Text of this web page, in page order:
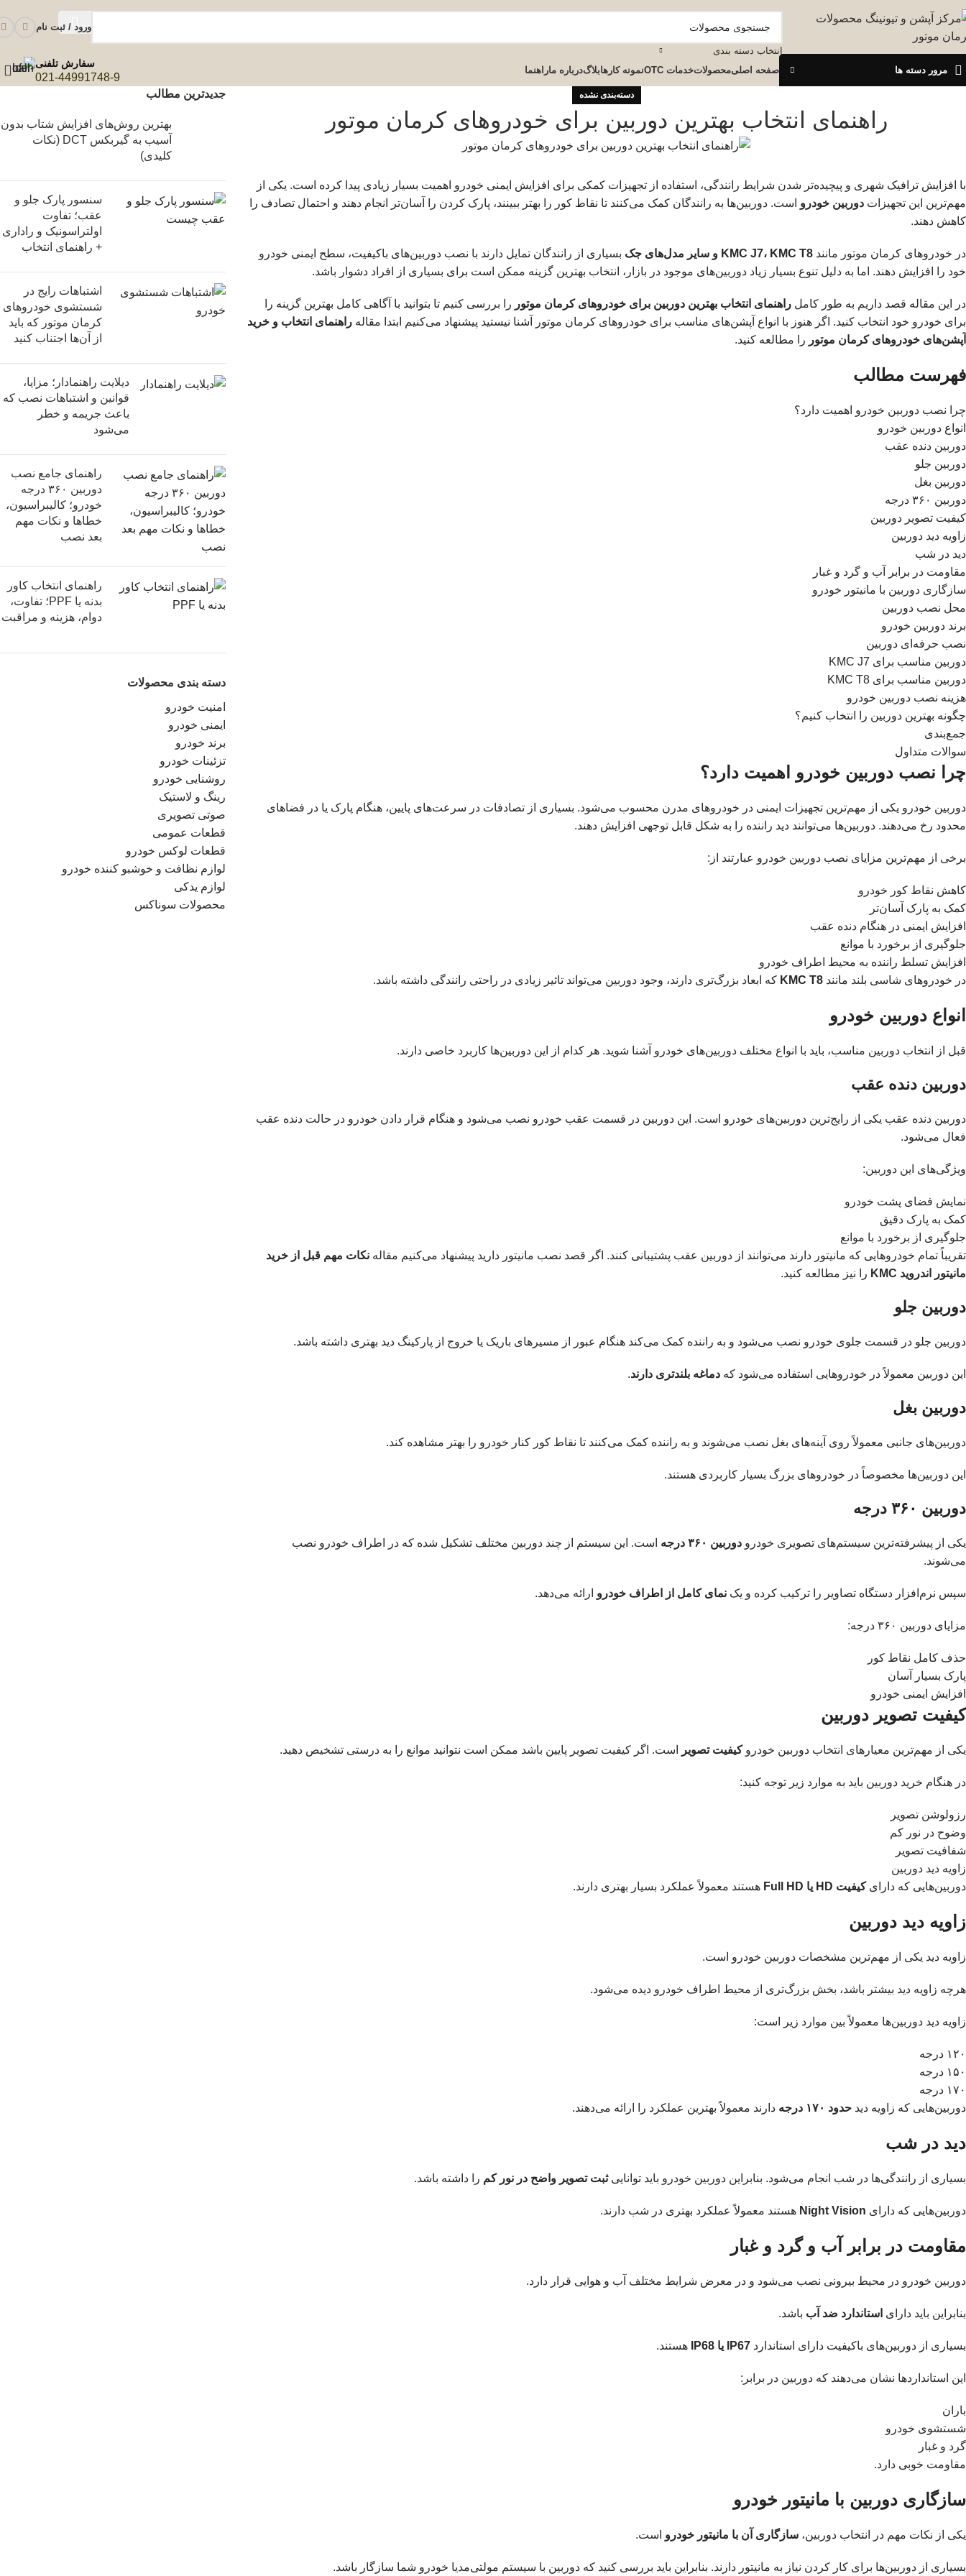
انتخاب دسته بندی
ورود / ثبت نام
مرور دسته ها صفحه اصلیمحصولاتخدمات OTC نمونه کارهابلاگدرباره ماراهنما
سفارش تلفنی
021-44991748-9
دسته‌بندی نشده
راهنمای انتخاب بهترین دوربین برای خودروهای کرمان موتور
با افزایش ترافیک شهری و پیچیده‌تر شدن شرایط رانندگی، استفاده از تجهیزات کمکی برای افزایش ایمنی خودرو اهمیت بسیار زیادی پیدا کرده است. یکی از
مهم‌ترین این تجهیزات دوربین خودرو است. دوربین‌ها به رانندگان کمک می‌کنند تا نقاط کور را بهتر ببینند، پارک کردن را آسان‌تر انجام دهند و احتمال تصادف را
کاهش دهند.
در خودروهای کرمان موتور مانند KMC J7، KMC T8 و سایر مدل‌های جک
بسیاری از رانندگان تمایل دارند با نصب دوربین‌های باکیفیت، سطح ایمنی خودرو
خود را افزایش دهند. اما به دلیل تنوع بسیار زیاد دوربین‌های موجود در بازار، انتخاب بهترین گزینه ممکن است برای بسیاری از افراد دشوار باشد.
در این مقاله قصد داریم به طور کامل راهنمای انتخاب بهترین دوربین برای خودروهای کرمان موتور را بررسی کنیم تا بتوانید با آگاهی کامل بهترین گزینه را
برای خودرو خود انتخاب کنید. اگر هنوز با انواع آپشن‌های مناسب برای خودروهای کرمان موتور آشنا نیستید پیشنهاد می‌کنیم ابتدا مقاله راهنمای انتخاب و خرید
آپشن‌های خودروهای کرمان موتور را مطالعه کنید.
فهرست مطالب
چرا نصب دوربین خودرو اهمیت دارد؟
انواع دوربین خودرو
دوربین دنده عقب
دوربین جلو
دوربین بغل
دوربین ۳۶۰ درجه
کیفیت تصویر دوربین
زاویه دید دوربین
دید در شب
مقاومت در برابر آب و گرد و غبار
سازگاری دوربین با مانیتور خودرو
محل نصب دوربین
برند دوربین خودرو
نصب حرفه‌ای دوربین
دوربین مناسب برای KMC J7
دوربین مناسب برای KMC T8
هزینه نصب دوربین خودرو
چگونه بهترین دوربین را انتخاب کنیم؟
جمع‌بندی
سوالات متداول
چرا نصب دوربین خودرو اهمیت دارد؟
دوربین خودرو یکی از مهم‌ترین تجهیزات ایمنی در خودروهای مدرن محسوب می‌شود. بسیاری از تصادفات در سرعت‌های پایین، هنگام پارک یا در فضاهای
محدود رخ می‌دهند. دوربین‌ها می‌توانند دید راننده را به شکل قابل توجهی افزایش دهند.
برخی از مهم‌ترین مزایای نصب دوربین خودرو عبارتند از:
کاهش نقاط کور خودرو
کمک به پارک آسان‌تر
افزایش ایمنی در هنگام دنده عقب
جلوگیری از برخورد با موانع
افزایش تسلط راننده به محیط اطراف خودرو
در خودروهای شاسی بلند مانند KMC T8 که ابعاد بزرگ‌تری دارند، وجود دوربین می‌تواند تاثیر زیادی در راحتی رانندگی داشته باشد.
انواع دوربین خودرو
قبل از انتخاب دوربین مناسب، باید با انواع مختلف دوربین‌های خودرو آشنا شوید. هر کدام از این دوربین‌ها کاربرد خاصی دارند.
دوربین دنده عقب
دوربین دنده عقب یکی از رایج‌ترین دوربین‌های خودرو است. این دوربین در قسمت عقب خودرو نصب می‌شود و هنگام قرار دادن خودرو در حالت دنده عقب
فعال می‌شود.
ویژگی‌های این دوربین:
نمایش فضای پشت خودرو
کمک به پارک دقیق
جلوگیری از برخورد با موانع
تقریباً تمام خودروهایی که مانیتور دارند می‌توانند از دوربین عقب پشتیبانی کنند. اگر قصد نصب مانیتور دارید پیشنهاد می‌کنیم مقاله نکات مهم قبل از خرید
مانیتور اندروید KMC
را نیز مطالعه کنید.
دوربین جلو
دوربین جلو در قسمت جلوی خودرو نصب می‌شود و به راننده کمک می‌کند هنگام عبور از مسیرهای باریک یا خروج از پارکینگ دید بهتری داشته باشد.
این دوربین معمولاً در خودروهایی استفاده می‌شود که دماغه بلندتری دارند.
دوربین بغل
دوربین‌های جانبی معمولاً روی آینه‌های بغل نصب می‌شوند و به راننده کمک می‌کنند تا نقاط کور کنار خودرو را بهتر مشاهده کند.
این دوربین‌ها مخصوصاً در خودروهای بزرگ بسیار کاربردی هستند.
دوربین ۳۶۰ درجه
یکی از پیشرفته‌ترین سیستم‌های تصویری خودرو دوربین ۳۶۰ درجه
است. این سیستم از چند دوربین مختلف تشکیل شده که در اطراف خودرو نصب
می‌شوند.
سپس نرم‌افزار دستگاه تصاویر را ترکیب کرده و یک نمای کامل از اطراف خودرو ارائه می‌دهد.
مزایای دوربین ۳۶۰ درجه:
حذف کامل نقاط کور
پارک بسیار آسان
افزایش ایمنی خودرو
کیفیت تصویر دوربین
یکی از مهم‌ترین معیارهای انتخاب دوربین خودروکیفیت تصویر است. اگر کیفیت تصویر پایین باشد ممکن است نتوانید موانع را به درستی تشخیص دهید.
در هنگام خرید دوربین باید به موارد زیر توجه کنید:
رزولوشن تصویر
وضوح در نور کم
شفافیت تصویر
زاویه دید دوربین
دوربین‌هایی که دارایکیفیت HD یا Full HD هستند معمولاً عملکرد بسیار بهتری دارند.
زاویه دید دوربین
زاویه دید یکی از مهم‌ترین مشخصات دوربین خودرو است.
هرچه زاویه دید بیشتر باشد، بخش بزرگ‌تری از محیط اطراف خودرو دیده می‌شود.
زاویه دید دوربین‌ها معمولاً بین موارد زیر است:
۱۲۰ درجه
۱۵۰ درجه
۱۷۰ درجه
دوربین‌هایی که زاویه دید حدود ۱۷۰ درجه دارند معمولاً بهترین عملکرد را ارائه می‌دهند.
دید در شب
بسیاری از رانندگی‌ها در شب انجام می‌شود. بنابراین دوربین خودرو باید تواناییثبت تصویر واضح در نور کم را داشته باشد.
دوربین‌هایی که دارای Night Vision هستند معمولاً عملکرد بهتری در شب دارند.
مقاومت در برابر آب و گرد و غبار
دوربین خودرو در محیط بیرونی نصب می‌شود و در معرض شرایط مختلف آب و هوایی قرار دارد.
بنابراین باید دارای استاندارد ضد آب باشد.
بسیاری از دوربین‌های باکیفیت دارای استاندارد IP67 یا IP68 هستند.
این استانداردها نشان می‌دهند که دوربین در برابر:
باران
شستشوی خودرو
گرد و غبار
مقاومت خوبی دارد.
سازگاری دوربین با مانیتور خودرو
یکی از نکات مهم در انتخاب دوربین، سازگاری آن با مانیتور خودرو است.
بسیاری از دوربین‌ها برای کار کردن نیاز به مانیتور دارند. بنابراین باید بررسی کنید که دوربین با سیستم مولتی‌مدیا خودرو شما سازگار باشد.
جدیدترین مطالب
بهترین روش‌های افزایش شتاب بدون
آسیب به گیربکس DCT (نکات
کلیدی)
سنسور پارک جلو و
عقب؛ تفاوت
اولتراسونیک و راداری
+ راهنمای انتخاب
اشتباهات رایج در
شستشوی خودروهای
کرمان موتور که باید
از آن‌ها اجتناب کنید
دیلایت راهنمادار؛ مزایا،
قوانین و اشتباهات نصب که
باعث جریمه و خطر
می‌شود
راهنمای جامع نصب
دوربین ۳۶۰ درجه
خودرو؛ کالیبراسیون،
خطاها و نکات مهم
بعد نصب
راهنمای انتخاب کاور
بدنه یا PPF؛ تفاوت،
دوام، هزینه و مراقبت
دسته بندی محصولات
امنیت خودرو
ایمنی خودرو
برند خودرو
تزئینات خودرو
روشنایی خودرو
رینگ و لاستیک
صوتی تصویری
قطعات عمومی
قطعات لوکس خودرو
لوازم نظافت و خوشبو کننده خودرو
لوازم یدکی
محصولات سوناکس